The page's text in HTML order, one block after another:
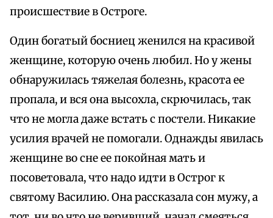
происшествие в Остроге.
Один богатый босниец женился на красивой
женщине, которую очень любил. Но у жены
обнаружилась тяжелая болезнь, красота ее
пропала, и вся она высохла, скрючилась, так
что не могла даже встать с постели. Никакие
усилия врачей не помогали. Однажды явилась
женщине во сне ее покойная мать и
посоветовала, что надо идти в Острог к
святому Василию. Она рассказала сон мужу, а